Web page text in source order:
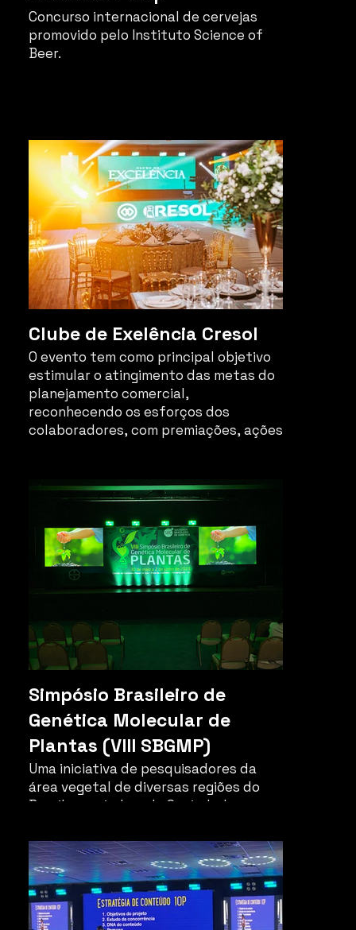
Concurso internacional de cervejas
promovido pelo Instituto Science of
Beer.
Clube de Exelência Cresol
O evento tem como principal objetivo
estimular o atingimento das metas do
planejamento comercial,
reconhecendo os esforços dos
colaboradores, com premiações, ações
Simpósio Brasileiro de
Genética Molecular de
Plantas (VIII SBGMP)
Uma iniciativa de pesquisadores da
área vegetal de diversas regiões do
Brasil e apoiado pela Sociedade